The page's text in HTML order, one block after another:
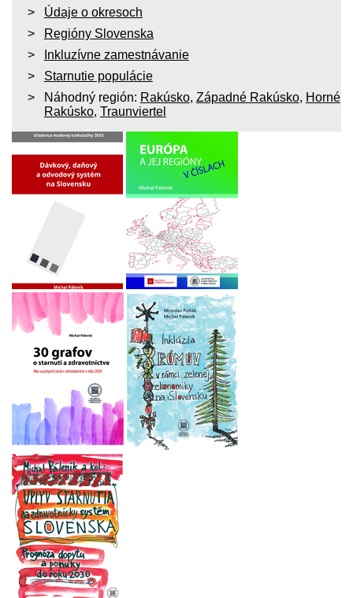
Údaje o okresoch
Regióny Slovenska
Inkluzívne zamestnávanie
Starnutie populácie
Náhodný región: Rakúsko, Západné Rakúsko, Horné
Rakúsko, Traunviertel